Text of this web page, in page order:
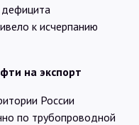
к исчерпанию
на экспорт
России
по трубопроводной